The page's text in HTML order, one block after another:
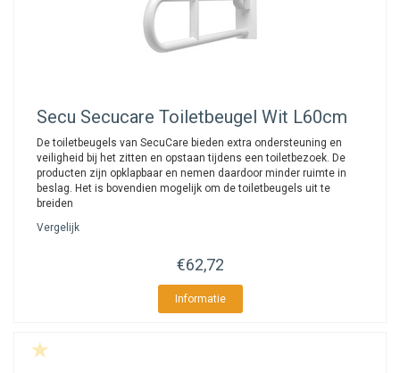
Secu Secucare Toiletbeugel Wit L60cm
De toiletbeugels van SecuCare bieden extra ondersteuning en
veiligheid bij het zitten en opstaan tijdens een toiletbezoek. De
producten zijn opklapbaar en nemen daardoor minder ruimte in
beslag. Het is bovendien mogelijk om de toiletbeugels uit te
breiden
Vergelijk
€62,72
Informatie